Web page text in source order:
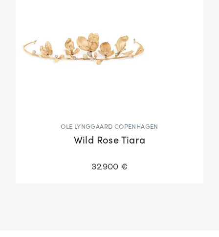
OLE LYNGGAARD COPENHAGEN
Wild Rose Tiara
32.900 €